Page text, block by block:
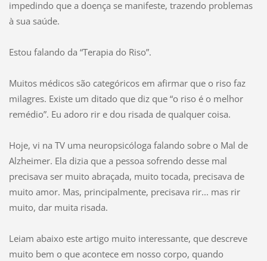
impedindo que a doença se manifeste, trazendo problemas
à sua saúde.
Estou falando da “Terapia do Riso”.
Muitos médicos são categóricos em afirmar que o riso faz
milagres. Existe um ditado que diz que “o riso é o melhor
remédio”. Eu adoro rir e dou risada de qualquer coisa.
Hoje, vi na TV uma neuropsicóloga falando sobre o Mal de
Alzheimer. Ela dizia que a pessoa sofrendo desse mal
precisava ser muito abraçada, muito tocada, precisava de
muito amor. Mas, principalmente, precisava rir... mas rir
muito, dar muita risada.
Leiam abaixo este artigo muito interessante, que descreve
muito bem o que acontece em nosso corpo, quando